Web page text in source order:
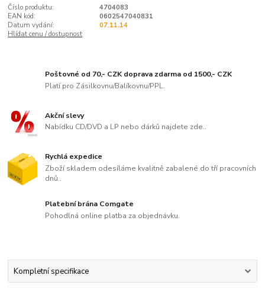
Číslo produktu:
4704083
EAN kód:
0602547040831
Datum vydání:
07.11.14
Hlídat cenu / dostupnost
Poštovné od 70,- CZK doprava zdarma od 1500,- CZK
Platí pro Zásilkovnu/Balíkovnu/PPL.
Akční slevy
Nabídku CD/DVD a LP nebo dárků najdete zde..
Rychlá expedice
Zboží skladem odesíláme kvalitně zabalené do tří pracovních
dnů..
Platební brána Comgate
Pohodlná online platba za objednávku.
Kompletní specifikace